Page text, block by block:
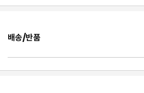
배송/반품